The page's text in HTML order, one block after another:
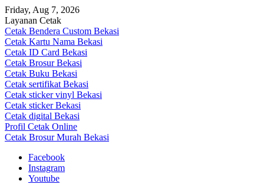
Skip
to
content
Friday, Aug 7, 2026
Layanan Cetak
Cetak Bendera Custom Bekasi
Cetak Kartu Nama Bekasi
Cetak ID Card Bekasi
Cetak Brosur Bekasi
Cetak Buku Bekasi
Cetak sertifikat Bekasi
Cetak sticker vinyl Bekasi
Cetak sticker Bekasi
Cetak digital Bekasi
Profil Cetak Online
Cetak Brosur Murah Bekasi
Facebook
Instagram
Youtube